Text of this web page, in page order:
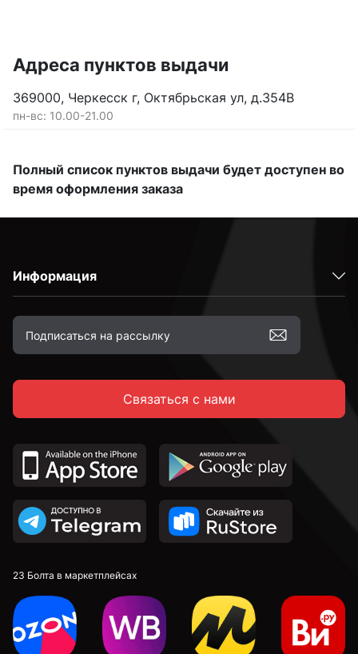
Адреса пунктов выдачи
369000, Черкесск г, Октябрьская ул, д.354В
пн-вс: 10.00-21.00
Полный список пунктов выдачи будет доступен во
время оформления заказа
Информация
Связаться с нами
23 Болта в маркетплейсах